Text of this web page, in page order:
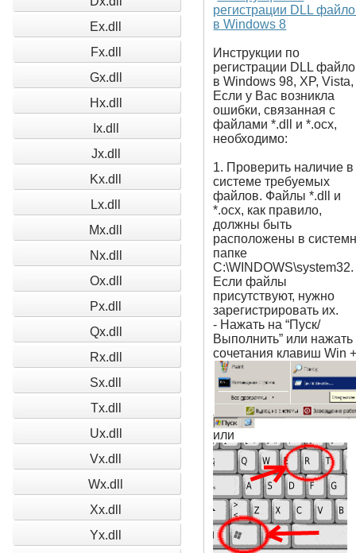
Ex.dll
Fx.dll
Gx.dll
Hx.dll
Ix.dll
Jx.dll
Kx.dll
Lx.dll
Mx.dll
Nx.dll
Ox.dll
Px.dll
Qx.dll
Rx.dll
Sx.dll
Tx.dll
Ux.dll
Vx.dll
Wx.dll
Xx.dll
Yx.dll
регистрации DLL
в Windows 8
Инструкции по
регистрации DLL
в Windows 98, XP, Vista,
Если у Вас возникла
ошибки, связанная с
файлами *.dll и *.ocx,
необходимо:
1. Проверить наличие в
системе требуемых
файлов. Файлы *.dll и
*.ocx, как правило,
должны быть
расположены в
папке
C:\WINDOWS\system32.
Если файлы
присутствуют, нужно
зарегистрировать их.
- Нажать на “Пуск/
Выполнить” или нажать
сочетания клавиш Win
или